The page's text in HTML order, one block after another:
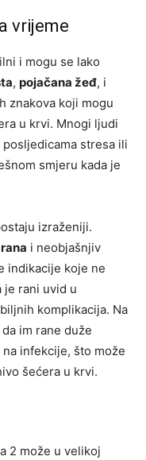
vrijeme
i mogu se lako
, pojačana žeđ, i
znakova koji mogu
u krvi. Mnogi ljudi
stresa ili
smjeru kada je
izraženiji.
i neobjašnjiv
indikacije koje ne
je rani uvid u
komplikacija. Na
im rane duže
infekcije, što može
šećera u krvi.
2 može u velikoj